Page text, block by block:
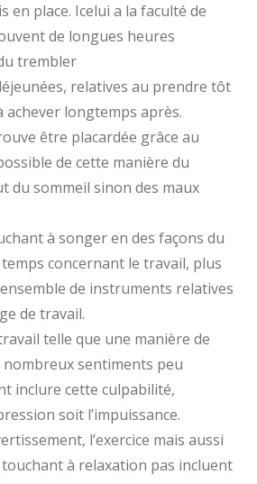
en place. Icelui a la faculté de
de longues heures
trembler
relatives au prendre tôt
achever longtemps après.
être placardée grâce au
de cette manière du
du sommeil sinon des maux
à songer en des façons du
concernant le travail, plus
de instruments relatives
de travail.
telle que une manière de
sentiments peu
inclure cette culpabilité,
soit l’impuissance.
l’exercice mais aussi
à relaxation pas incluent